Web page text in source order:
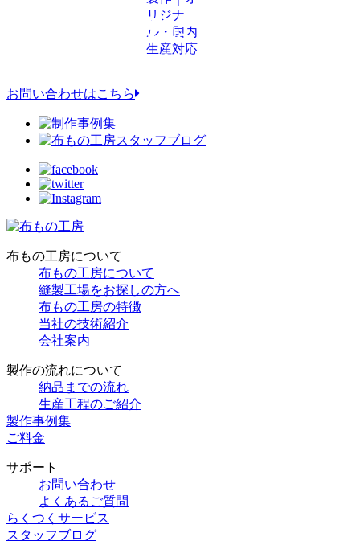
お問い合わせはこちら
布もの工房について
布もの工房について
縫製工場をお探しの方へ
布もの工房の特徴
当社の技術紹介
会社案内
製作の流れについて
納品までの流れ
生産工程のご紹介
製作事例集
ご料金
サポート
お問い合わせ
よくあるご質問
らくつくサービス
スタッフブログ